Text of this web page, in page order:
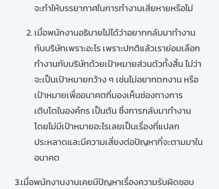
จะทำให้บรรยากาศในการทำงานเสียหายหรือไม่
เมื่อพนักงานอธิบายไม่ได้ว่าอยากกลับมาทำงาน
กับบริษัทเพราะอะไร เพราะปกติแล้วเราย่อมเลือก
ทำงานกับบริษัทด้วยเป้าหมายส่วนตัวทั้งสิ้น ไม่ว่า
จะเป็นเป้าหมายกว้าง ๆ เช่นไม่อยากตกงาน หรือ
เป้าหมายเพื่ออนาคตที่มองเห็นช่องทางการ
เติบโตในองค์กร เป็นต้น ซึ่งการกลับมาทำงาน
โดยไม่มีเป้าหมายอะไรเลยเป็นเรื่องที่แปลก
ประหลาดและมีความเสี่ยงต่อปัญหาที่จะตามมาใน
อนาคต
3.เมื่อพนักงานงานเคยมีปัญหาเรื่องความรับผิดชอบ